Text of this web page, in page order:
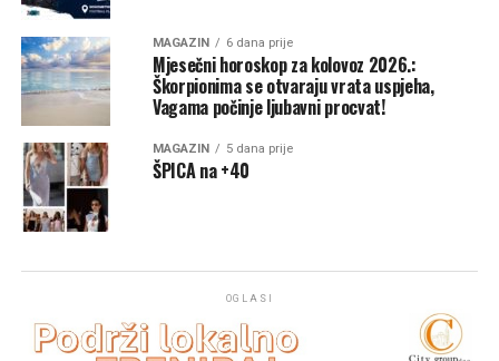
MAGAZIN 6 dana prije
Mjesečni horoskop za kolovoz 2026.:
Škorpionima se otvaraju vrata uspjeha,
Vagama počinje ljubavni procvat!
MAGAZIN 5 dana prije
ŠPICA na +40
OGLASI